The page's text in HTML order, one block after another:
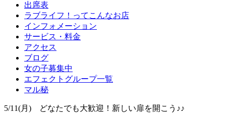
出席表
ラブライフ！ってこんなお店
インフォメーション
サービス・料金
アクセス
ブログ
女の子募集中
エフェクトグループ一覧
マル秘
5/11(月) どなたでも大歓迎！新しい扉を開こう♪♪